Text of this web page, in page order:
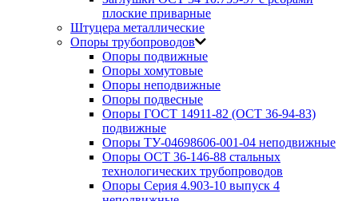
плоские приварные
Штуцера металлические
Опоры трубопроводов
Опоры подвижные
Опоры хомутовые
Опоры неподвижные
Опоры подвесные
Опоры ГОСТ 14911-82 (ОСТ 36-94-83)
подвижные
Опоры ТУ-04698606-001-04 неподвижные
Опоры ОСТ 36-146-88 стальных
технологических трубопроводов
Опоры Серия 4.903-10 выпуск 4